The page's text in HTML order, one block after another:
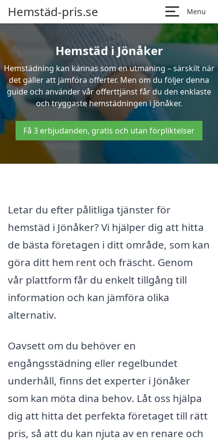
Hemstäd-pris.se Menu
Hemstäd i Jönåker
Hemstädning kan kännas som en utmaning – särskilt när
det gäller att jämföra offerter. Men om du följer denna
guide och använder vår offerttjänst får du den enklaste
och tryggaste hemstädningen i Jönåker.
Få 3 erbjudanden, gratis och utan förpliktelser
Letar du efter pålitliga tjänster för
hemstäd i Jönåker? Vi hjälper dig att hitta
de bästa företagen i ditt område, som kan
göra ditt hem rent och fräscht. Genom
vår plattform får du enkelt tillgång till
information och kan jämföra olika
alternativ.
Oavsett om du behöver en
engångsstädning eller regelbundet
underhåll, finns det experter i Jönåker
som kan möta dina behov. Låt oss hjälpa
dig att hitta det perfekta företaget till rätt
pris, så att du kan njuta av en renare och